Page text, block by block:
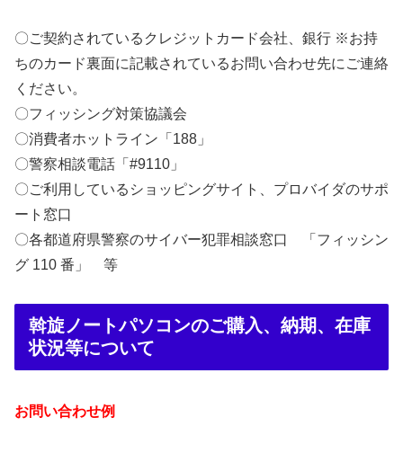
〇ご契約されているクレジットカード会社、銀行 ※お持
ちのカード裏面に記載されているお問い合わせ先にご連絡
ください。
〇フィッシング対策協議会
〇消費者ホットライン「188」
〇警察相談電話「#9110」
〇ご利用しているショッピングサイト、プロバイダのサポ
ート窓口
〇各都道府県警察のサイバー犯罪相談窓口 「フィッシン
グ 110 番」 等
斡旋ノートパソコンのご購入、納期、在庫
状況等について
お問い合わせ例